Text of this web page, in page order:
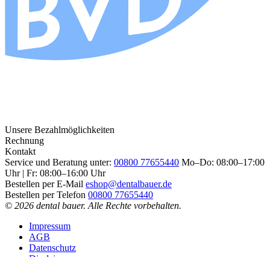
Unsere Bezahlmöglichkeiten
Rechnung
Kontakt
Service und Beratung unter: 00800 77655440 Mo–Do: 08:00–17:00
Uhr | Fr: 08:00–16:00 Uhr
Bestellen per E-Mail eshop@dentalbauer.de
Bestellen per Telefon 00800 77655440
© 2026 dental bauer. Alle Rechte vorbehalten.
Impressum
AGB
Datenschutz